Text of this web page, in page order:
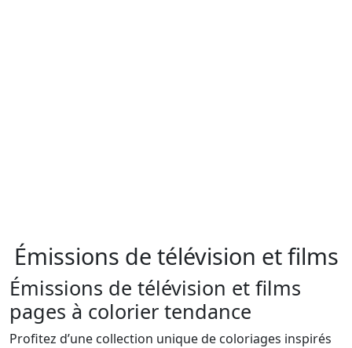
Émissions de télévision et films
Émissions de télévision et films
pages à colorier tendance
Profitez d’une collection unique de coloriages inspirés